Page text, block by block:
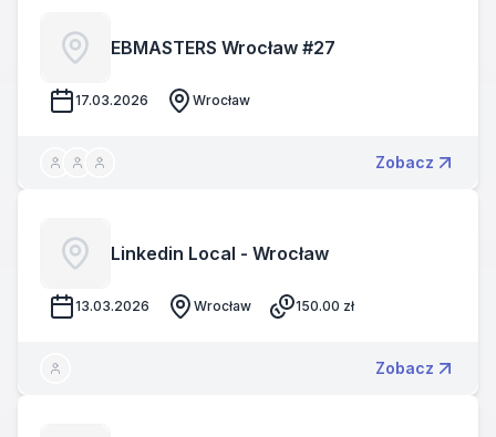
EBMASTERS Wrocław #27
17.03.2026 Wrocław
Zobacz
Linkedin Local - Wrocław
13.03.2026 Wrocław 150.00 zł
Zobacz